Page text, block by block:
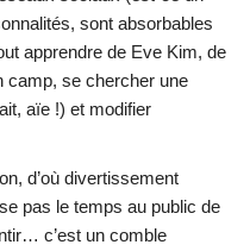
sont absorbables
apprendre de Eve Kim, de
camp, se chercher une
aïe !) et modifier
d’où divertissement
pas le temps au public de
c’est un comble